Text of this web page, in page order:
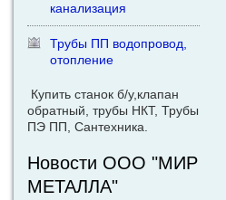
канализация
Трубы ПП водопровод,
отопление
Купить станок б/у,клапан
обратный, трубы НКТ, Трубы
ПЭ ПП, Сантехника.
Новости ООО "МИР
МЕТАЛЛА"